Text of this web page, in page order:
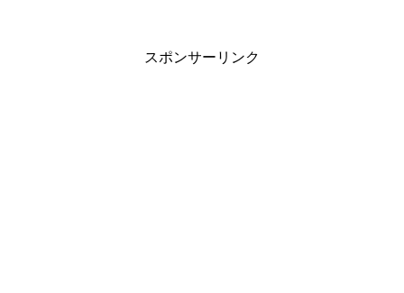
スポンサーリンク